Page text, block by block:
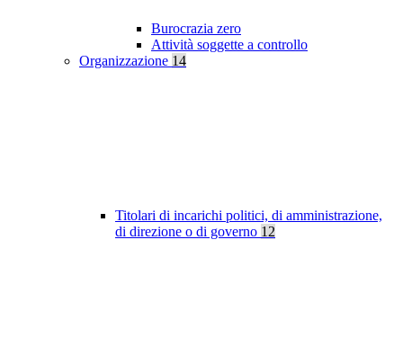
Burocrazia zero
Attività soggette a controllo
Organizzazione 14
Titolari di incarichi politici, di amministrazione,
di direzione o di governo 12